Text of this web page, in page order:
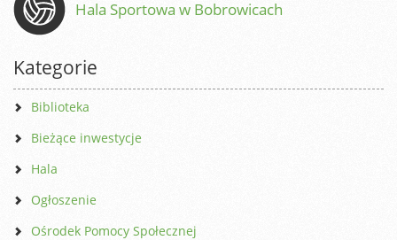
Hala Sportowa w Bobrowicach
Kategorie
Biblioteka
Bieżące inwestycje
Hala
Ogłoszenie
Ośrodek Pomocy Społecznej